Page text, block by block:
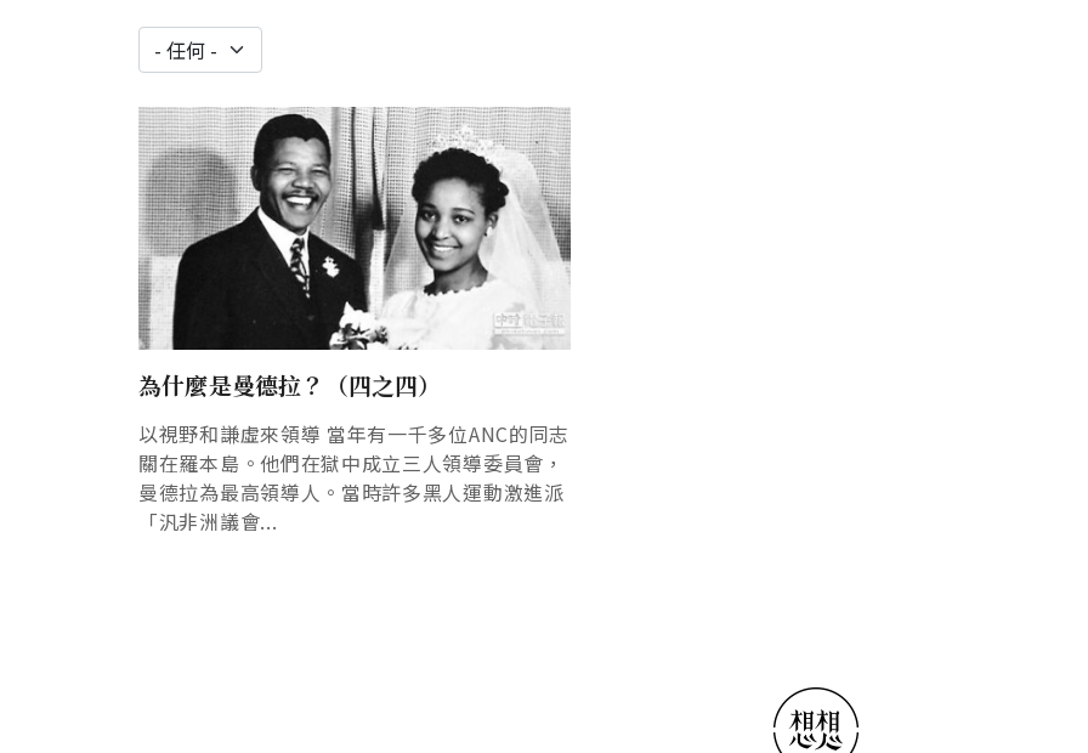
為什麼是曼德拉？（四之四）
以視野和謙虛來領導 當年有一千多位ANC的同志
關在羅本島。他們在獄中成立三人領導委員會，
曼德拉為最高領導人。當時許多黑人運動激進派
「汎非洲議會...